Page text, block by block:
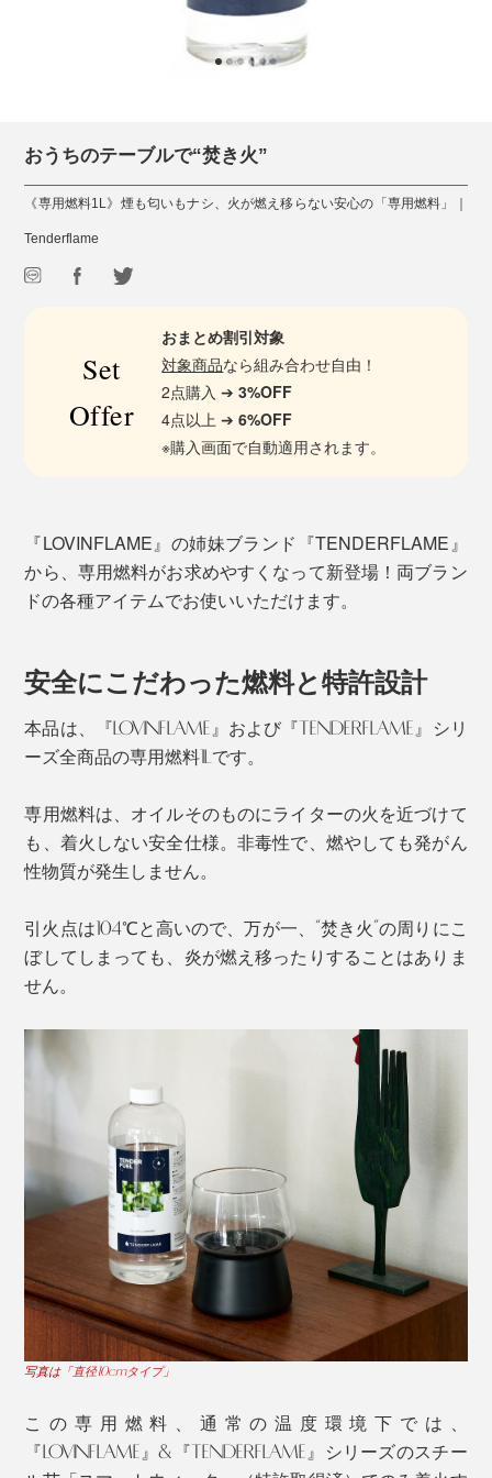
おうちのテーブルで“焚き火”
《専用燃料1L》煙も匂いもナシ、火が燃え移らない安心の「専用燃料」｜
Tenderflame
Set
Offer
おまとめ割引対象
対象商品なら組み合わせ自由！
2点購入 ➔3%OFF
4点以上 ➔6%OFF
※購入画面で自動適用されます。
『LOVINFLAME』の姉妹ブランド『TENDERFLAME』
から、専用燃料がお求めやすくなって新登場！両ブラン
ドの各種アイテムでお使いいただけます。
安全にこだわった燃料と特許設計
本品は、『LOVINFLAME』および『TENDERFLAME』シリ
ーズ全商品の専用燃料1Lです。
専用燃料は、オイルそのものにライターの火を近づけて
も、着火しない安全仕様。非毒性で、燃やしても発がん
性物質が発生しません。
引火点は104℃と高いので、万が一、“焚き火”の周りにこ
ぼしてしまっても、炎が燃え移ったりすることはありま
せん。
写真は「直径10cmタイプ」
この専用燃料、通常の温度環境下では、
『LOVINFLAME』&『TENDERFLAME』シリーズのスチー